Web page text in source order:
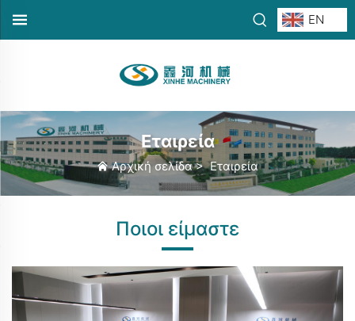
EN
Εταιρεία
Αρχική σελίδα>Εταιρεία
Ποιοι είμαστε